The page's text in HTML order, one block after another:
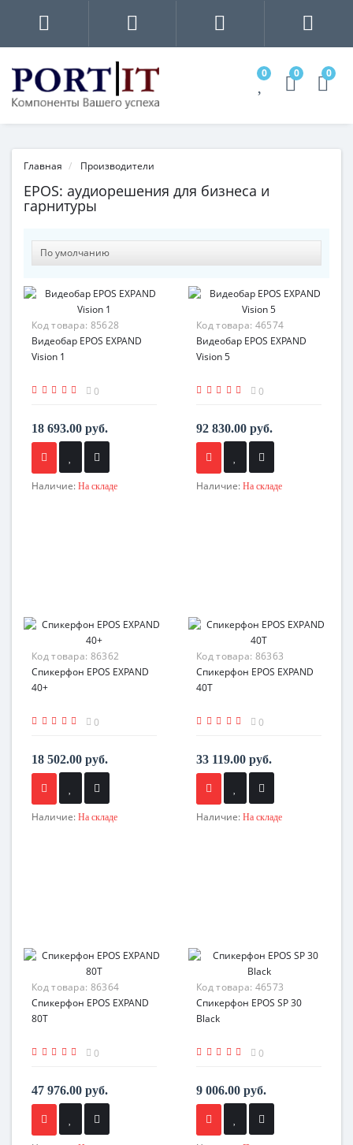
0 0 0
Главная Производители
EPOS: аудиорешения для бизнеса и
гарнитуры
Код товара: 85628
Видеобар EPOS EXPAND
Vision 1
0
18 693.00 руб.
Наличие: На складе
Код товара: 46574
Видеобар EPOS EXPAND
Vision 5
0
92 830.00 руб.
Наличие: На складе
Код товара: 86362
Спикерфон EPOS EXPAND
40+
0
18 502.00 руб.
Наличие: На складе
Код товара: 86363
Спикерфон EPOS EXPAND
40T
0
33 119.00 руб.
Наличие: На складе
Код товара: 86364
Спикерфон EPOS EXPAND
80T
0
47 976.00 руб.
Код товара: 46573
Спикерфон EPOS SP 30
Black
0
9 006.00 руб.